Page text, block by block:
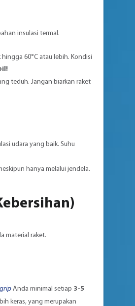
insulasi termal.
60°C atau lebih. Kondisi
teduh. Jangan biarkan raket
udara yang baik. Suhu
hanya melalui jendela.
material raket.
Anda minimal setiap 3-5
keras, yang merupakan